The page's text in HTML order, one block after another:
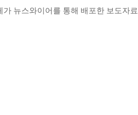
가 뉴스와이어를 통해 배포한 보도자